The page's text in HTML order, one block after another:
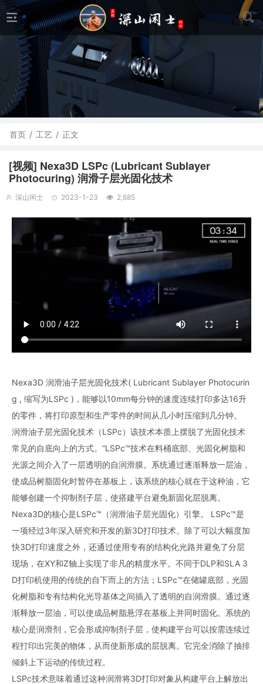
首页 / 工艺 / 正文
[视频] Nexa3D LSPc (Lubricant Sublayer
Photocuring) 润滑子层光固化技术
深山闲士 2023-1-23 2,685
Nexa3D 润滑油子层光固化技术( Lubricant Sublayer Photocurin
g , 缩写为LSPc )，能够以10mm每分钟的速度连续打印多达16升
的零件，将打印原型和生产零件的时间从几小时压缩到几分钟。
润滑油子层光固化技术（LSPc）该技术本质上摆脱了光固化技术
常见的自底向上的方式。“LSPc™技术在料桶底部、光固化树脂和
光源之间介入了一层透明的自润滑膜。系统通过逐渐释放一层油，
使成品树脂固化时暂停在基板上，该系统的核心就在于这种油，它
能够创建一个抑制剂子层，使搭建平台避免新固化层脱离。
Nexa3D的核心是LSPc™（润滑油子层光固化）引擎。 LSPc™是
一项经过3年深入研究和开发的新3D打印技术。除了可以大幅度加
快3D打印速度之外，还通过使用专有的结构化光路并避免了分层
现场，在XY和Z轴上实现了非凡的精度水平。不同于DLP和SLA 3
D打印机使用的传统的自下而上的方法；LSPc™在储罐底部，光固
化树脂和专有结构化光导基体之间插入了透明的自润滑膜。通过逐
渐释放一层油，可以使成品树脂悬浮在基板上并同时固化。系统的
核心是润滑剂，它会形成抑制剂子层，使构建平台可以按需连续过
程打印出完美的物体，从而使新形成的层脱离。它完全消除了抽排
倾斜上下运动的传统过程。
LSPc技术意味着通过这种润滑将3D打印对象从构建平台上解放出